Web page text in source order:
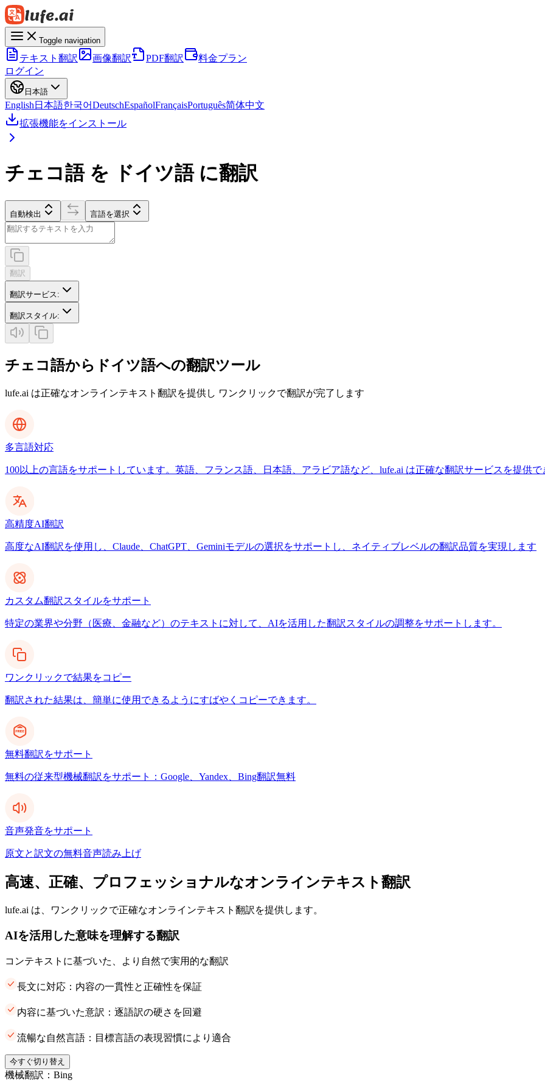
Toggle navigation
テキスト翻訳 画像翻訳 PDF翻訳
料金プラン
ログイン
日本語
English 日本語한국어DeutschEspañolFrançaisPortuguês简体中文
拡張機能をインストール
チェコ語 を ドイツ語 に翻訳
自動検出 言語を選択
翻訳
翻訳サービス :
翻訳スタイル:
チェコ語からドイツ語への翻訳ツール
lufe.ai は正確なオンラインテキスト翻訳を提供し ワンクリックで翻訳が完了します
多言語対応
100以上の言語をサポートしています。英語、フランス語、日本語、アラビア語など、lufe.ai は正確な翻訳サービスを提供で
高精度AI翻訳
高度なAI翻訳を使用し、Claude、ChatGPT、Geminiモデルの選択をサポートし、ネイティブレベルの翻訳品質を実現します
カスタム翻訳スタイルをサポート
特定の業界や分野（医療、金融など）のテキストに対して、AIを活用した翻訳スタイルの調整をサポートします。
ワンクリックで結果をコピー
翻訳された結果は、簡単に使用できるようにすばやくコピーできます。
無料翻訳をサポート
無料の従来型機械翻訳をサポート：Google、Yandex、Bing翻訳無料
音声発音をサポート
原文と訳文の無料音声読み上げ
高速、正確、プロフェッショナルなオンラインテキスト翻訳
lufe.ai は、ワンクリックで正確なオンラインテキスト翻訳を提供します。
AIを活用した意味を理解する翻訳
コンテキストに基づいた、より自然で実用的な翻訳
長文に対応：内容の一貫性と正確性を保証
内容に基づいた意訳：逐語訳の硬さを回避
流暢な自然言語：目標言語の表現習慣により適合
今すぐ切り替え
機械翻訳：Bing